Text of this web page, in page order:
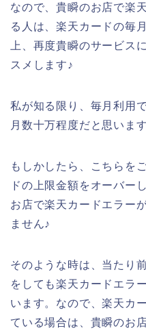
なので、貴瞬のお店で楽
る人は、楽天カードの毎
上、再度貴瞬のサービス
スメします♪
私が知る限り、毎月利用
月数十万程度だと思いま
もしかしたら、こちらを
ドの上限金額をオーバー
お店で楽天カードエラー
ません♪
そのような時は、当たり
をしても楽天カードエラ
います。なので、楽天カ
ている場合は、貴瞬のお